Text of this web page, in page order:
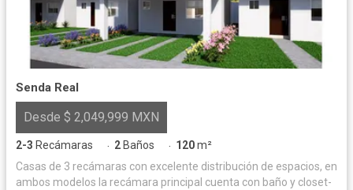
Senda Real
Desde $ 2,049,999 MXN
2-3 Recámaras · 2 Baños · 120m²
Casas de 3 recámaras con excelente distribución de espacios, en
ambos modelos la recámara principal cuenta con baño y closet-